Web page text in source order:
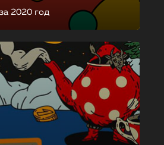
2020 год